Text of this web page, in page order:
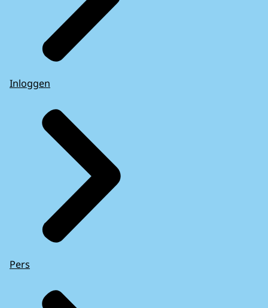
Inloggen
Pers